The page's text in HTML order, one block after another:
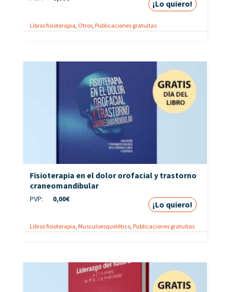
¡Lo quiero!
Libros fisioterapia Otros, Publicaciones gratuitas
Fisioterapia en el dolor orofacial y trastorno
craneomandibular
PVP: 0,00€
¡Lo quiero!
Libros fisioterapia, Musculoesquelético, Publicaciones gratuitas